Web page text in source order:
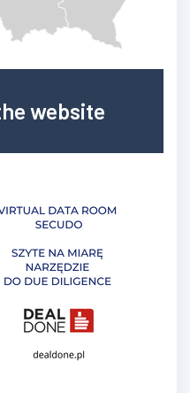
website